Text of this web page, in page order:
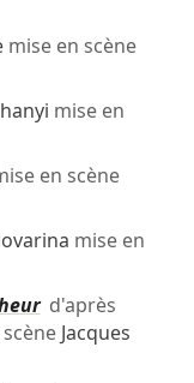
mise en scène
mise en
en scène
mise en
d'après
Jacques